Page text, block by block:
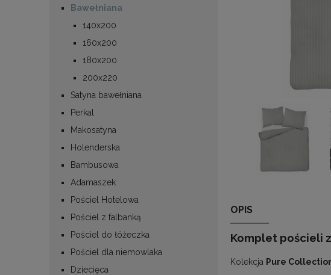
Bawełniana
140x200
160x200
180x200
200x220
Satyna bawełniana
Perkal
Makosatyna
Holenderska
Bambusowa
Adamaszek
Pościel Hotelowa
Pościel z falbanką
Pościel do łóżeczka
Pościel dla niemowlaka
Dziecięca
OPIS
Komplet pościeli
Kolekcja Pure